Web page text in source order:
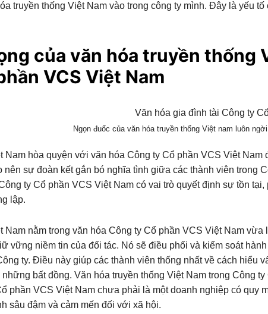
truyền thống Việt Nam vào trong công ty mình. Đây là yếu
của văn hóa truyền thống
VCS Việt Nam
Ngọn đuốc của văn hóa truyền thống Việt nam luôn
Nam hòa quyện với văn hóa Công ty Cổ phần VCS Việt
nên sự đoàn kết gắn bó nghĩa tình giữa các thành viên trong
ty Cổ phần VCS Việt Nam có vai trò quyết định sự tồn
lập.
Nam nằm trong văn hóa Công ty Cổ phần VCS Việt Nam
vững niềm tin của đối tác. Nó sẽ điều phối và kiểm soát
ty. Điều này giúp các thành viên thống nhất về cách
bất đồng. Văn hóa truyền thống Việt Nam trong Công
phần VCS Việt Nam chưa phải là một doanh nghiệp có
sâu đậm và cảm mến đối với xã hội.